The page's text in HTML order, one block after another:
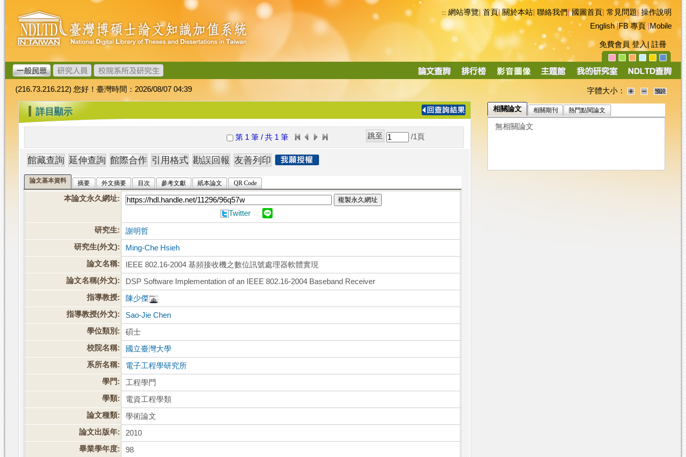
跳
到
主
要
內
容
臺
灣
博
碩
士
論
文
加
值
系
統
::: 網站導覽|首頁|關於本站 聯絡我們|國圖首頁 常見問題|操作說明
English|FB 專頁|Mobile
免費會員 登入 註冊
導
(216.73.216.212) 您好！臺灣時間：2026/08/07 04:39 字體大小：
::: 詳目顯示
第 1 筆 / 共 1 筆 /1 頁
論文基本資料 摘要 外文摘要 目次 參考文獻 紙本論文 QR Code
本論文永久網址: 複製永久網址
Twitter
研究生:
謝明哲
研究生(外文):
Ming-Che Hsieh
論文名稱:
IEEE 802.16-2004 基頻接收機之數位訊號處理器軟體實現
論文名稱(外文):
DSP Software Implementation of an IEEE 802.16-2004 Baseband Receiver
指導教授:
陳少傑
指導教授(外文):
Sao-Jie Chen
學位類別:
碩士
校院名稱:
國立臺灣大學
系所名稱:
電子工程學研究所
學門:
工程學門
學類:
電資工程學類
論文種類:
學術論文
論文出版年:
2010
畢業學年度:
98
相關論文 相關期刊 熱門點閱論文
無相關論文